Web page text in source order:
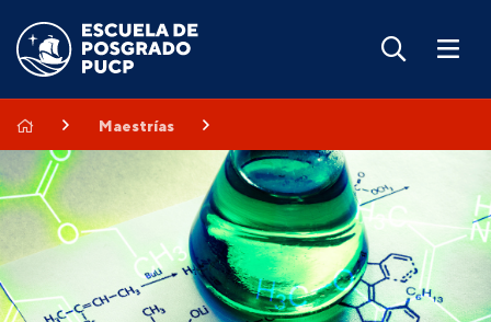
Maestrías